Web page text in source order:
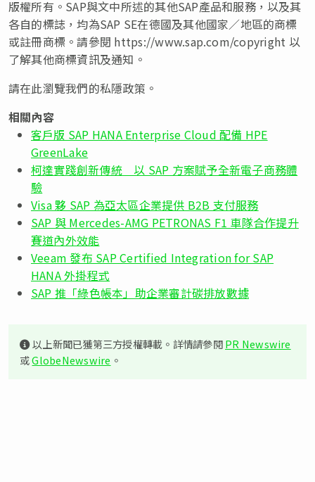
版權所有。SAP與文中所述的其他SAP產品和服務，以及其
各自的標誌，均為SAP SE在德國及其他國家／地區的商標
或註冊商標。請參閱 https://www.sap.com/copyright 以
了解其他商標資訊及通知。
請在此瀏覽我們的私隱政策。
相關內容
客戶版 SAP HANA Enterprise Cloud 配備 HPE
GreenLake
柯達實踐創新傳統 以 SAP 方案賦予全新電子商務體
驗
Visa 夥 SAP 為亞太區企業提供 B2B 支付服務
SAP 與 Mercedes-AMG PETRONAS F1 車隊合作提升
賽道內外效能
Veeam 發布 SAP Certified Integration for SAP
HANA 外掛程式
SAP 推「綠色帳本」助企業審計碳排放數據
以上新聞已獲第三方授權轉載。詳情請參閱PR Newswire
或GlobeNewswire 。